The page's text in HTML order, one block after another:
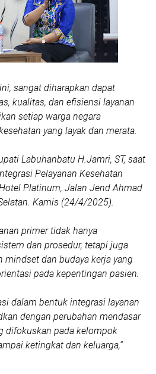
sangat diharapkan dapat
kualitas, dan efisiensi layanan
setiap warga negara
yang layak dan merata.
Labuhanbatu H.Jamri, ST, saat
Pelayanan Kesehatan
Platinum, Jalan Jend Ahmad
Kamis (24/4/2025).
primer tidak hanya
dan prosedur, tetapi juga
dan budaya kerja yang
pada kepentingan pasien.
dalam bentuk integrasi layanan
dengan perubahan mendasar
difokuskan pada kelompok
ketingkat dan keluarga,”